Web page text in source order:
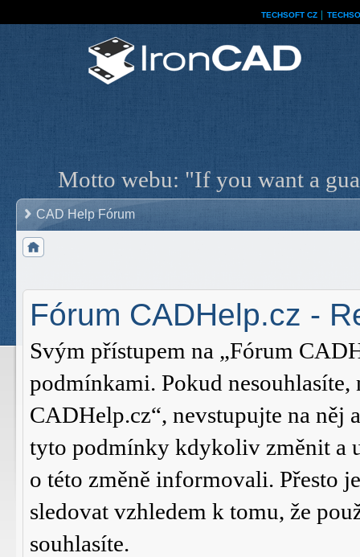
TECHSOFT CZ
Motto webu: "If you want a
CAD Help Fórum
Fórum CADHelp.cz -
Svým přístupem na „Fórum
podmínkami. Pokud
CADHelp.cz“, nevstupujte na něj
tyto podmínky kdykoliv změnit a
o této změně informovali. Přesto
sledovat vzhledem k tomu, že
souhlasíte.